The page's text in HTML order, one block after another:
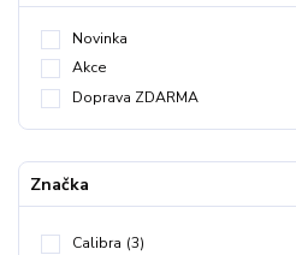
Novinka
Akce
Doprava ZDARMA
Značka
Calibra (3)